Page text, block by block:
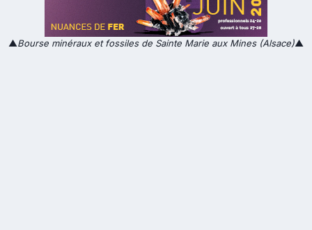
▲Bourse minéraux et fossiles de Sainte Marie aux Mines (Alsace)▲